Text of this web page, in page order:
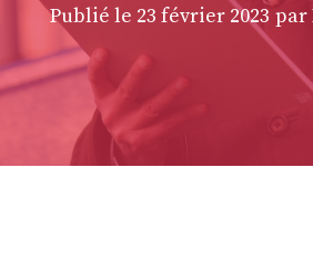
Publié le 23 février 2023 par